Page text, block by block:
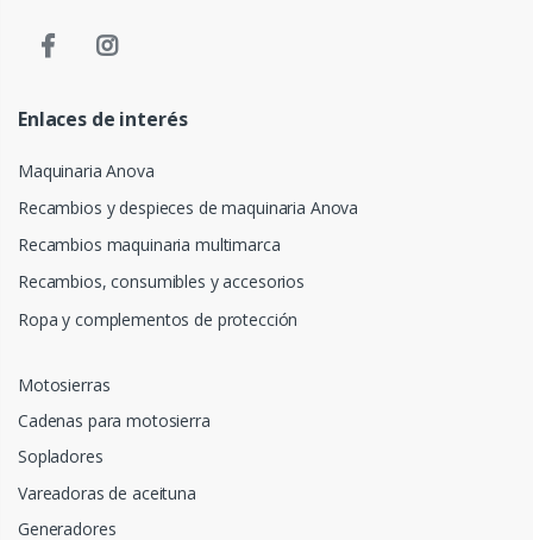
Enlaces de interés
Maquinaria Anova
Recambios y despieces de maquinaria Anova
Recambios maquinaria multimarca
Recambios, consumibles y accesorios
Ropa y complementos de protección
Motosierras
Cadenas para motosierra
Sopladores
Vareadoras de aceituna
Generadores